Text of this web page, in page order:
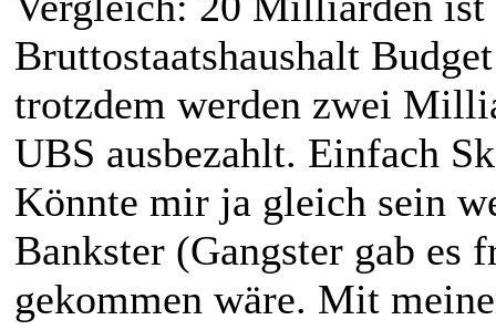
Bruttostaatshaushalt
trotzdem werden zwei
UBS ausbezahlt. Einfach
Könnte mir ja gleich sein
Bankster (Gangster gab
gekommen wäre. Mit